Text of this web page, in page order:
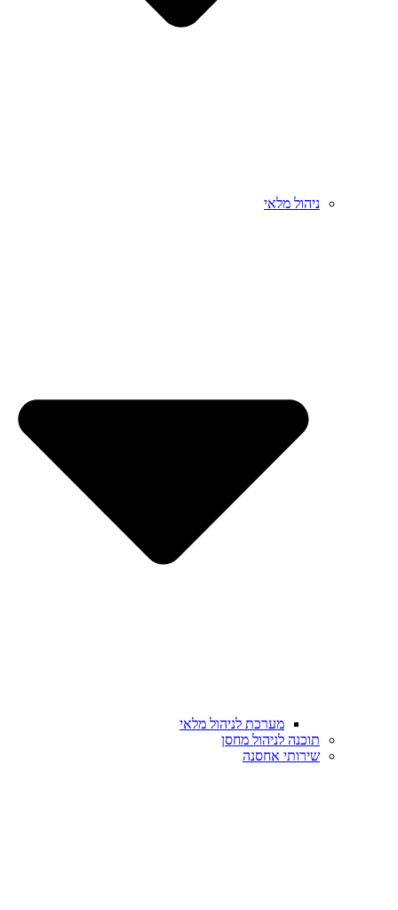
ניהול מלאי
מערכת לניהול מלאי
תוכנה לניהול מחסן
שירותי אחסנה